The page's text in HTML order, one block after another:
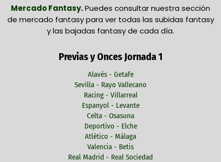
Mercado Fantasy.Puedes consultar nuestra sección
de mercado fantasy para ver todas las subidas fantasy
y las bajadas fantasy de cada día.
Previas y Onces Jornada 1
Alavés - Getafe
Sevilla - Rayo Vallecano
Racing - Villarreal
Espanyol - Levante
Celta - Osasuna
Deportivo - Elche
Atlético - Málaga
Valencia - Betis
Real Madrid - Real Sociedad